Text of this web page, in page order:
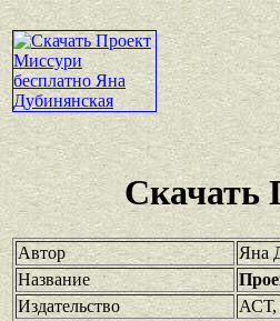
Скачать
Автор
Яна
Название
Издательство